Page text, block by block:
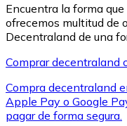
XRP
XRP
Encuentra la forma
ofrecemos multitud de
Decentraland de una
Comprar decentraland
Compra decentraland
Apple Pay o Google
pagar de forma segura.